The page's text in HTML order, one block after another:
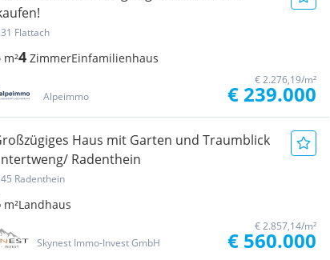
Flattach
m²4 ZimmerEinfamilienhaus
Alpeimmo
€ 2.276,19/m²
€ 239.000
Haus mit Garten und Traumblick
Radenthein
Radenthein
m²Landhaus
Skynest Immo-Invest GmbH
€ 2.857,14/m²
€ 560.000